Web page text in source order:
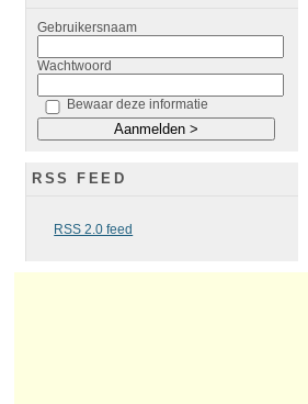
Gebruikersnaam
Wachtwoord
Bewaar deze informatie
RSS FEED
RSS 2.0 feed